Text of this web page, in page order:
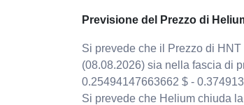
Previsione del Prezzo di
Si prevede che il Prezzo di HNT
(08.08.2026) sia nella fascia di
0.25494147663662 $ -
Si prevede che Helium chiuda